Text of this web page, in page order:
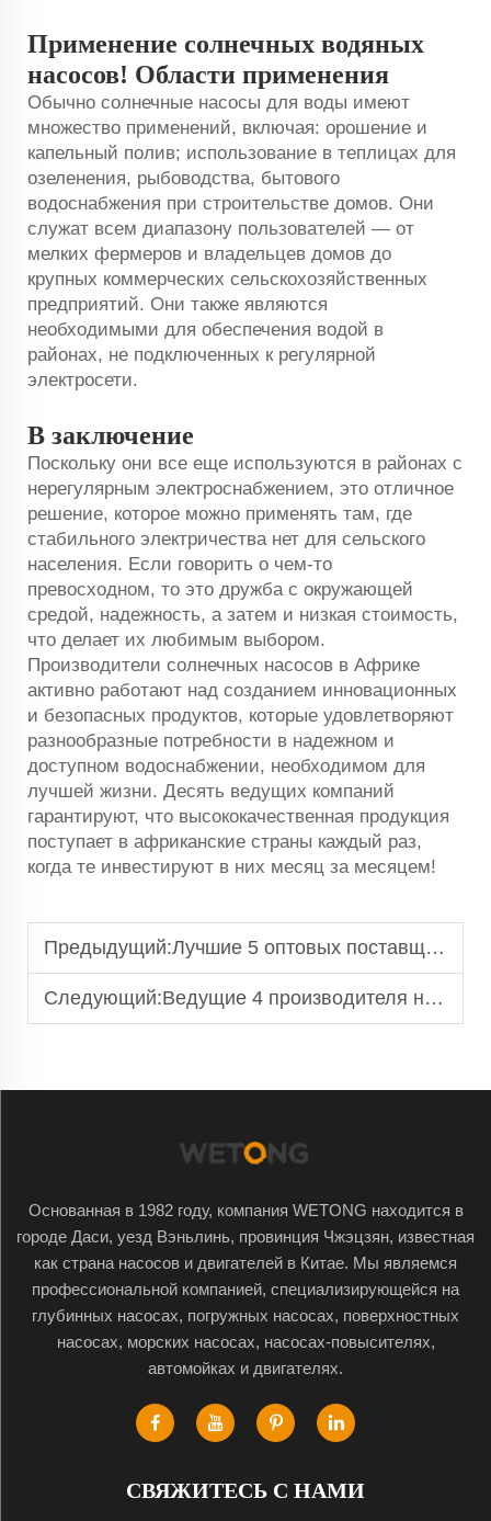
Применение солнечных водяных
насосов! Области применения
Обычно солнечные насосы для воды имеют
множество применений, включая: орошение и
капельный полив; использование в теплицах для
озеленения, рыбоводства, бытового
водоснабжения при строительстве домов. Они
служат всем диапазону пользователей — от
мелких фермеров и владельцев домов до
крупных коммерческих сельскохозяйственных
предприятий. Они также являются
необходимыми для обеспечения водой в
районах, не подключенных к регулярной
электросети.
В заключение
Поскольку они все еще используются в районах с
нерегулярным электроснабжением, это отличное
решение, которое можно применять там, где
стабильного электричества нет для сельского
населения. Если говорить о чем-то
превосходном, то это дружба с окружающей
средой, надежность, а затем и низкая стоимость,
что делает их любимым выбором.
Производители солнечных насосов в Африке
активно работают над созданием инновационных
и безопасных продуктов, которые удовлетворяют
разнообразные потребности в надежном и
доступном водоснабжении, необходимом для
лучшей жизни. Десять ведущих компаний
гарантируют, что высококачественная продукция
поступает в африканские страны каждый раз,
когда те инвестируют в них месяц за месяцем!
Предыдущий:Лучшие 5 оптовых поставщиков для асинхронного двигателя AC
Следующий:Ведущие 4 производителя насосов для мойки автомобилей в Австралии
Основанная в 1982 году, компания WETONG находится в
городе Даси, уезд Вэньлинь, провинция Чжэцзян, известная
как страна насосов и двигателей в Китае. Мы являемся
профессиональной компанией, специализирующейся на
глубинных насосах, погружных насосах, поверхностных
насосах, морских насосах, насосах-повысителях,
автомойках и двигателях.
СВЯЖИТЕСЬ С НАМИ